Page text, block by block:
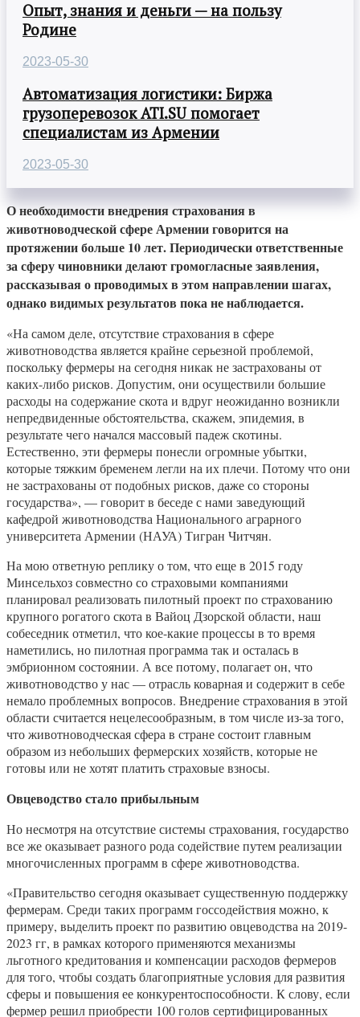
Опыт, знания и деньги — на пользу
Родине
2023-05-30
Автоматизация логистики: Биржа
грузоперевозок ATI.SU помогает
специалистам из Армении
2023-05-30
О необходимости внедрения страхования в
животноводческой сфере Армении говорится на
протяжении больше 10 лет. Периодически ответственные
за сферу чиновники делают громогласные заявления,
рассказывая о проводимых в этом направлении шагах,
однако видимых результатов пока не наблюдается.
«На самом деле, отсутствие страхования в сфере
животноводства является крайне серьезной проблемой,
поскольку фермеры на сегодня никак не застрахованы от
каких-либо рисков. Допустим, они осуществили большие
расходы на содержание скота и вдруг неожиданно возникли
непредвиденные обстоятельства, скажем, эпидемия, в
результате чего начался массовый падеж скотины.
Естественно, эти фермеры понесли огромные убытки,
которые тяжким бременем легли на их плечи. Потому что они
не застрахованы от подобных рисков, даже со стороны
государства», — говорит в беседе с нами заведующий
кафедрой животноводства Национального аграрного
университета Армении (НАУА) Тигран Читчян.
На мою ответную реплику о том, что еще в 2015 году
Минсельхоз совместно со страховыми компаниями
планировал реализовать пилотный проект по страхованию
крупного рогатого скота в Вайоц Дзорской области, наш
собеседник отметил, что кое-какие процессы в то время
наметились, но пилотная программа так и осталась в
эмбрионном состоянии. А все потому, полагает он, что
животноводство у нас — отрасль коварная и содержит в себе
немало проблемных вопросов. Внедрение страхования в этой
области считается нецелесообразным, в том числе из-за того,
что животноводческая сфера в стране состоит главным
образом из небольших фермерских хозяйств, которые не
готовы или не хотят платить страховые взносы.
Овцеводство стало прибыльным
Но несмотря на отсутствие системы страхования, государство
все же оказывает разного рода содействие путем реализации
многочисленных программ в сфере животноводства.
«Правительство сегодня оказывает существенную поддержку
фермерам. Среди таких программ госсодействия можно, к
примеру, выделить проект по развитию овцеводства на 2019-
2023 гг, в рамках которого применяются механизмы
льготного кредитования и компенсации расходов фермеров
для того, чтобы создать благоприятные условия для развития
сферы и повышения ее конкурентоспособности. К слову, если
фермер решил приобрести 100 голов сертифицированных